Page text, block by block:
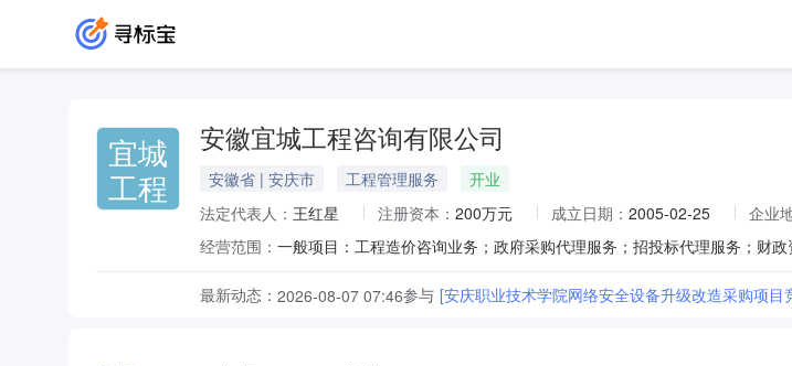
宜城
工程
安徽宜城工程咨询有限公司
安徽省 | 安庆市 工程管理服务
开业
法定代表人： 王红星 注册资本： 200万元 成立日期： 2005-02-25 企业
经营范围：
最新动态： 2026-08-07 07:46参与 [安庆职业技术学院网络安全设备升级改造采购项目